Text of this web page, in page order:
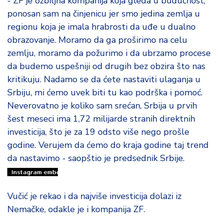
ponosan sam na činjenicu jer smo jedina zemlja u
regionu koja je imala hrabrosti da uđe u dualno
obrazovanje. Moramo da ga proširimo na celu
zemlju, moramo da požurimo i da ubrzamo procese
da budemo uspešniji od drugih bez obzira što nas
kritikuju. Nadamo se da ćete nastaviti ulaganja u
Srbiju, mi ćemo uvek biti tu kao podrška i pomoć.
Neverovatno je koliko sam srećan, Srbija u prvih
šest meseci ima 1,72 milijarde stranih direktnih
investicija, što je za 19 odsto više nego prošle
godine. Verujem da ćemo do kraja godine taj trend
da nastavimo - saopštio je predsednik Srbije.
Vučić je rekao i da najviše investicija dolazi iz
Nemačke, odakle je i kompanija ZF.